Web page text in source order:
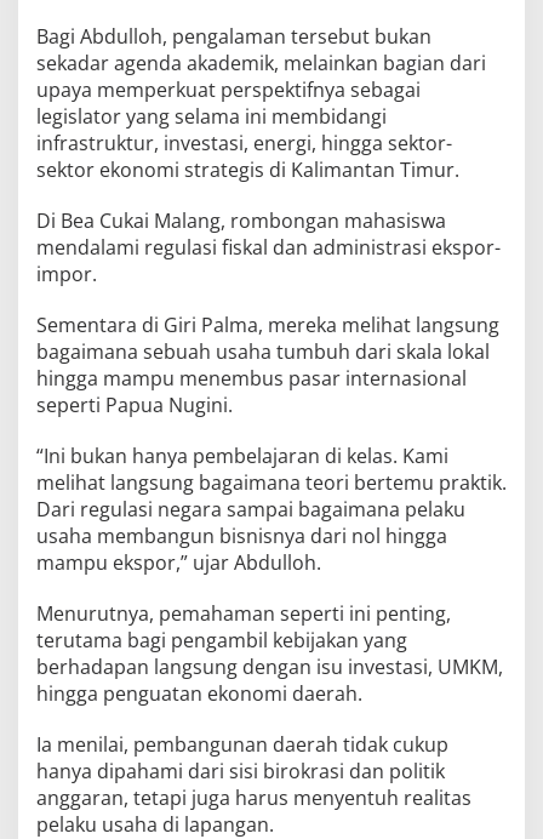
Bagi Abdulloh, pengalaman tersebut bukan
sekadar agenda akademik, melainkan bagian dari
upaya memperkuat perspektifnya sebagai
legislator yang selama ini membidangi
infrastruktur, investasi, energi, hingga sektor-
sektor ekonomi strategis di Kalimantan Timur.
Di Bea Cukai Malang, rombongan mahasiswa
mendalami regulasi fiskal dan administrasi ekspor-
impor.
Sementara di Giri Palma, mereka melihat langsung
bagaimana sebuah usaha tumbuh dari skala lokal
hingga mampu menembus pasar internasional
seperti Papua Nugini.
“Ini bukan hanya pembelajaran di kelas. Kami
melihat langsung bagaimana teori bertemu praktik.
Dari regulasi negara sampai bagaimana pelaku
usaha membangun bisnisnya dari nol hingga
mampu ekspor,” ujar Abdulloh.
Menurutnya, pemahaman seperti ini penting,
terutama bagi pengambil kebijakan yang
berhadapan langsung dengan isu investasi, UMKM,
hingga penguatan ekonomi daerah.
Ia menilai, pembangunan daerah tidak cukup
hanya dipahami dari sisi birokrasi dan politik
anggaran, tetapi juga harus menyentuh realitas
pelaku usaha di lapangan.